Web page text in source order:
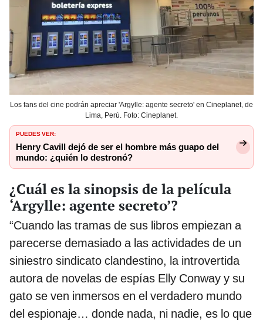
Los fans del cine podrán apreciar 'Argylle: agente secreto' en Cineplanet, de
Lima, Perú. Foto: Cineplanet.
PUEDES VER:
Henry Cavill dejó de ser el hombre más guapo del
mundo: ¿quién lo destronó?
¿Cuál es la sinopsis de la película
‘Argylle: agente secreto’?
“Cuando las tramas de sus libros empiezan a
parecerse demasiado a las actividades de un
siniestro sindicato clandestino, la introvertida
autora de novelas de espías Elly Conway y su
gato se ven inmersos en el verdadero mundo
del espionaje… donde nada, ni nadie, es lo que